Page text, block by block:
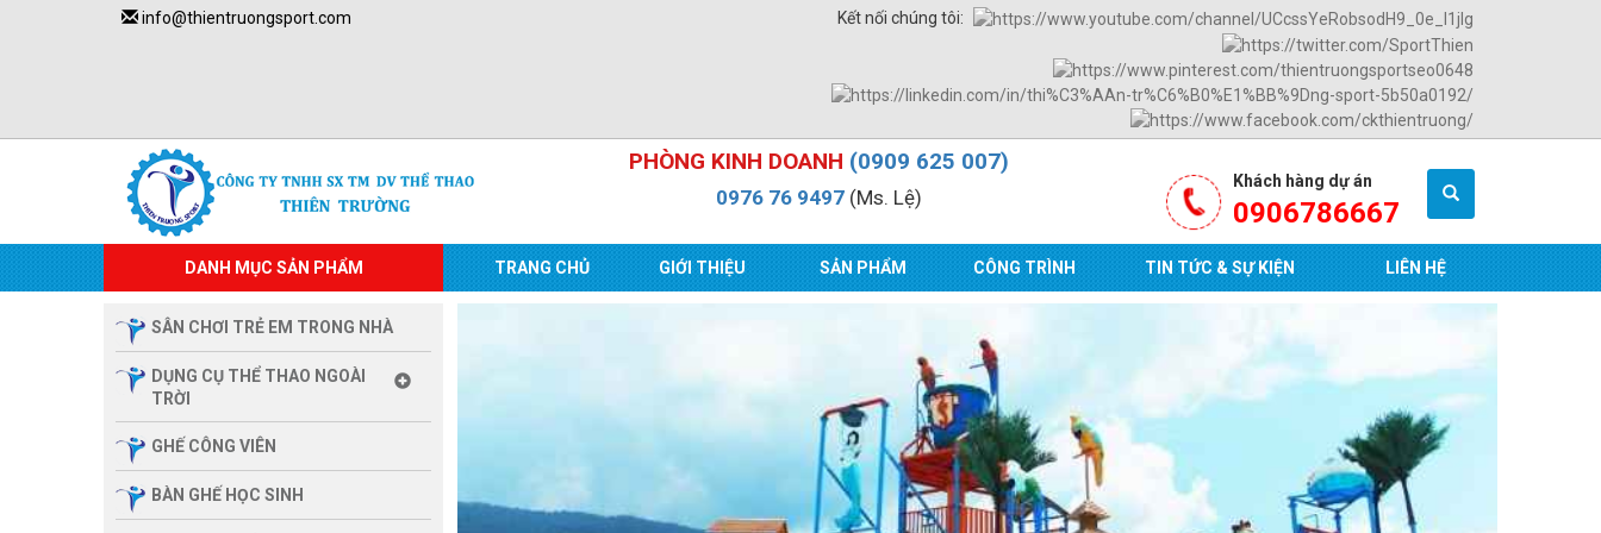
info@thientruongsport.com Kết nối chúng tôi:
PHÒNG KINH DOANH (0909 625 007)
0976 76 9497(Ms. Lệ)
Khách hàng dự án
0906786667
DANH MỤC SẢN PHẨM TRANG CHỦ GIỚI THIỆU SẢN PHẨM CÔNG TRÌNH TIN TỨC & SỰ KIỆN LIÊN HỆ
SÂN CHƠI TRẺ EM TRONG NHÀ
DỤNG CỤ THỂ THAO NGOÀI
TRỜI
GHẾ CÔNG VIÊN
BÀN GHẾ HỌC SINH